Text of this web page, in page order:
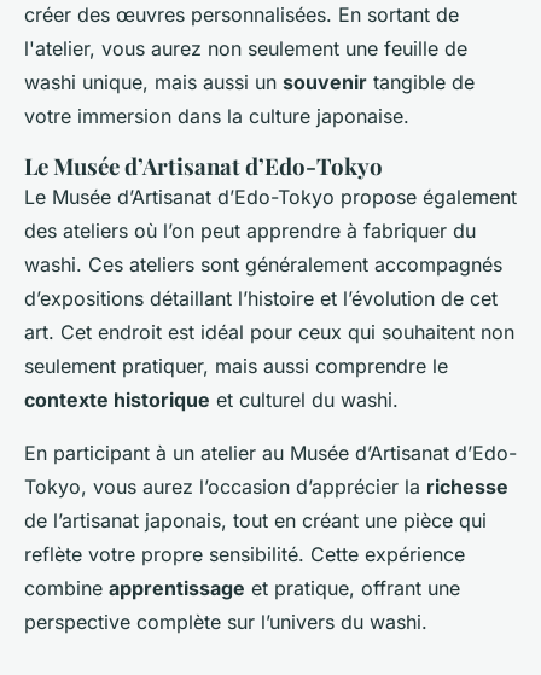
créer des œuvres personnalisées. En sortant de
l'atelier, vous aurez non seulement une feuille de
washi unique, mais aussi un souvenir tangible de
votre immersion dans la culture japonaise.
Le Musée d’Artisanat d’Edo-Tokyo
Le Musée d’Artisanat d’Edo-Tokyo propose également
des ateliers où l’on peut apprendre à fabriquer du
washi. Ces ateliers sont généralement accompagnés
d’expositions détaillant l’histoire et l’évolution de cet
art. Cet endroit est idéal pour ceux qui souhaitent non
seulement pratiquer, mais aussi comprendre le
contexte historique et culturel du washi.
En participant à un atelier au Musée d’Artisanat d’Edo-
Tokyo, vous aurez l’occasion d’apprécier la richesse
de l’artisanat japonais, tout en créant une pièce qui
reflète votre propre sensibilité. Cette expérience
combine apprentissage et pratique, offrant une
perspective complète sur l’univers du washi.